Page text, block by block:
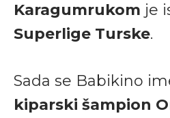
Karagumrukom je
Superlige Turske.
Sada se Babikino
kiparski šampion